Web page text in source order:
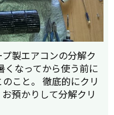
製エアコンの分解ク
くなってから使う前に
こと。 徹底的にクリ
預かりして分解クリ